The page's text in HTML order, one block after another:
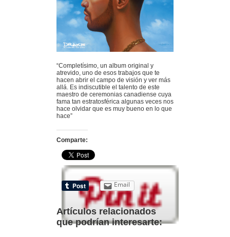
“Completísimo, un album original y
atrevido, uno de esos trabajos que te
hacen abrir el campo de visión y ver más
allá. Es indiscutible el talento de este
maestro de ceremonias canadiense cuya
fama tan estratosférica algunas veces nos
hace olvidar que es muy bueno en lo que
hace”
Comparte:
Email
Artículos relacionados
que podrían interesarte: